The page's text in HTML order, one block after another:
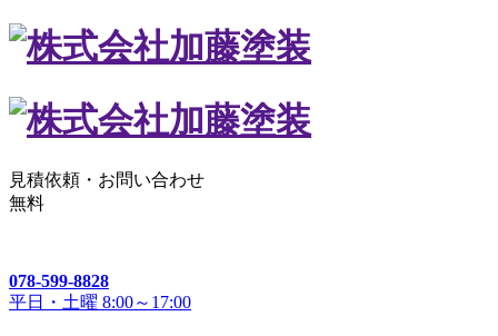
見積依頼・ お問い合わせ
無料
078-599-8828
平日・土曜 8:00～17:00